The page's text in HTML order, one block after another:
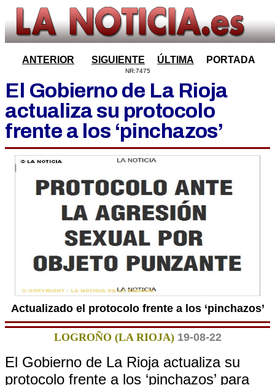
ANTERIOR SIGUIENTE ÚLTIMA PORTADA
NR:7475
El Gobierno de La Rioja
actualiza su protocolo
frente a los ‘pinchazos’
Actualizado el protocolo frente a los ‘pinchazos’
LOGROÑO (LA RIOJA) 19-08-22
El Gobierno de La Rioja actualiza su
protocolo frente a los ‘pinchazos’ para